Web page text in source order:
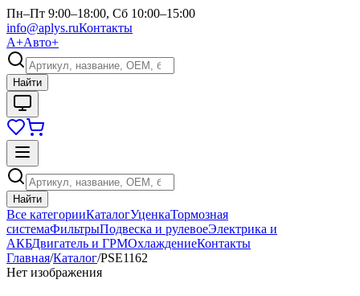
Пн–Пт 9:00–18:00, Сб 10:00–15:00
info@aplys.ruКонтакты
А+Авто+
Найти
Найти
Все категорииКаталогУценкаТормозная
системаФильтрыПодвеска и рулевоеЭлектрика и
АКБДвигатель и ГРМОхлаждениеКонтакты
Главная/Каталог/PSE1162
Нет изображения